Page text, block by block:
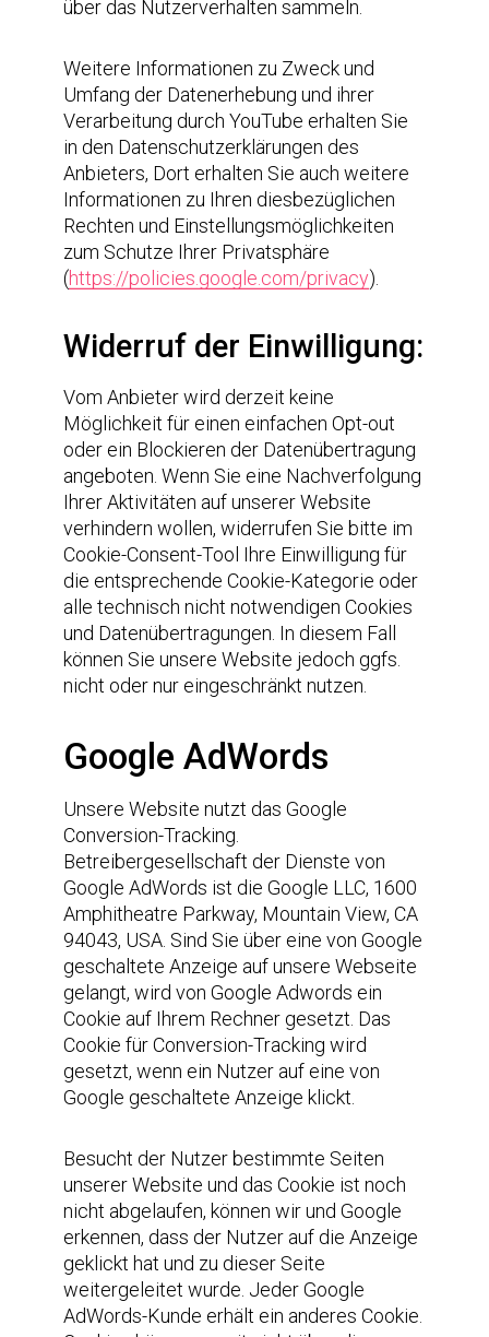
über das Nutzerverhalten sammeln.
Weitere Informationen zu Zweck und
Umfang der Datenerhebung und ihrer
Verarbeitung durch YouTube erhalten Sie
in den Datenschutzerklärungen des
Anbieters, Dort erhalten Sie auch weitere
Informationen zu Ihren diesbezüglichen
Rechten und Einstellungsmöglichkeiten
zum Schutze Ihrer Privatsphäre
(https://policies.google.com/privacy).
Widerruf der Einwilligung:
Vom Anbieter wird derzeit keine
Möglichkeit für einen einfachen Opt-out
oder ein Blockieren der Datenübertragung
angeboten. Wenn Sie eine Nachverfolgung
Ihrer Aktivitäten auf unserer Website
verhindern wollen, widerrufen Sie bitte im
Cookie-Consent-Tool Ihre Einwilligung für
die entsprechende Cookie-Kategorie oder
alle technisch nicht notwendigen Cookies
und Datenübertragungen. In diesem Fall
können Sie unsere Website jedoch ggfs.
nicht oder nur eingeschränkt nutzen.
Google AdWords
Unsere Website nutzt das Google
Conversion-Tracking.
Betreibergesellschaft der Dienste von
Google AdWords ist die Google LLC, 1600
Amphitheatre Parkway, Mountain View, CA
94043, USA. Sind Sie über eine von Google
geschaltete Anzeige auf unsere Webseite
gelangt, wird von Google Adwords ein
Cookie auf Ihrem Rechner gesetzt. Das
Cookie für Conversion-Tracking wird
gesetzt, wenn ein Nutzer auf eine von
Google geschaltete Anzeige klickt.
Besucht der Nutzer bestimmte Seiten
unserer Website und das Cookie ist noch
nicht abgelaufen, können wir und Google
erkennen, dass der Nutzer auf die Anzeige
geklickt hat und zu dieser Seite
weitergeleitet wurde. Jeder Google
AdWords-Kunde erhält ein anderes Cookie.